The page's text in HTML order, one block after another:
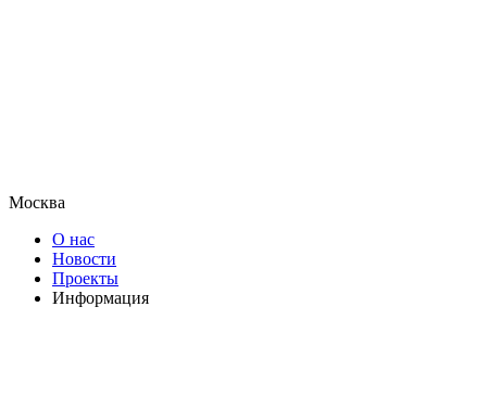
Москва
О нас
Новости
Проекты
Информация